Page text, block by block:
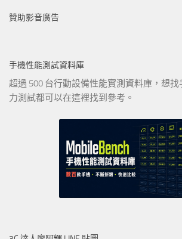
贊助影音廣告
手機性能測試資料庫
超過 500 台行動設備性能實測資料庫，想
力測試都可以在這裡找到參考。